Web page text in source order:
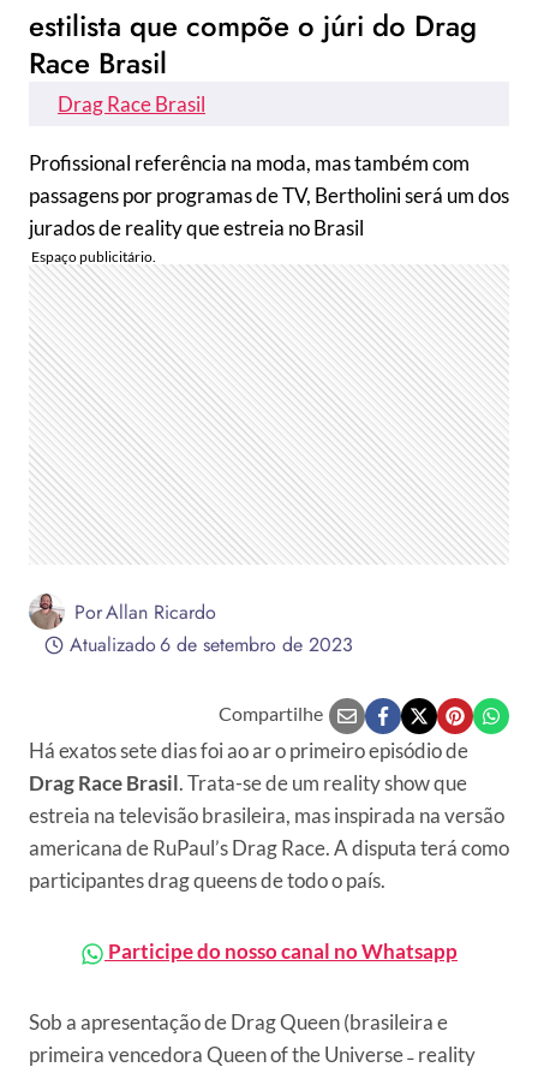
estilista que compõe o júri do Drag
Race Brasil
Drag Race Brasil
Profissional referência na moda, mas também com
passagens por programas de TV, Bertholini será um dos
jurados de reality que estreia no Brasil
PorAllan Ricardo
Atualizado6 de setembro de 2023
Compartilhe
Há exatos sete dias foi ao ar o primeiro episódio de
Drag Race Brasil. Trata-se de um reality show que
estreia na televisão brasileira, mas inspirada na versão
americana de RuPaul’s Drag Race. A disputa terá como
participantes drag queens de todo o país.
Participe do nosso canal no Whatsapp
Sob a apresentação de Drag Queen (brasileira e
primeira vencedora Queen of the Universe ˗ reality